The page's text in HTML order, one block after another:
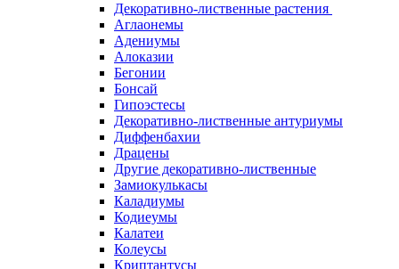
Декоративно-лиственные растения
Аглаонемы
Адениумы
Алоказии
Бегонии
Бонсай
Гипоэстесы
Декоративно-лиственные антуриумы
Диффенбахии
Драцены
Другие декоративно-лиственные
Замиокулькасы
Каладиумы
Кодиеумы
Калатеи
Колеусы
Криптантусы